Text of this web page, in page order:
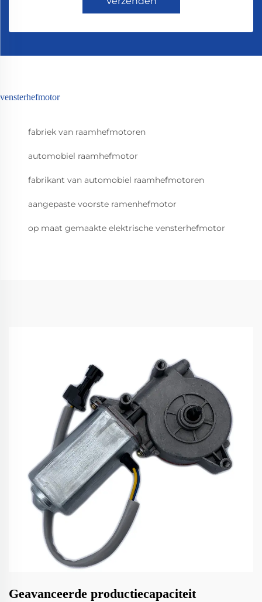
vensterhefmotor
fabriek van raamhefmotoren
automobiel raamhefmotor
fabrikant van automobiel raamhefmotoren
aangepaste voorste ramenhefmotor
op maat gemaakte elektrische vensterhefmotor
Geavanceerde productiecapaciteit